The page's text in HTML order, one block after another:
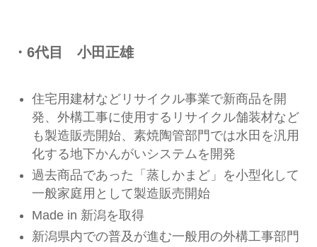
・6代目 小田正雄
住宅用建材などリサイクル事業で新商品を開
発、外構工事に使用するリサイクル舗装材など
も製造販売開始、素焼陶管部門では水田を汎用
化する地下かんがいシステムを開発
過去商品であった「蒸しかまど」を小型化して
一般家庭用として製造販売開始
Made in 新潟を取得
新潟県内での普及が進む一般用の外構工事部門